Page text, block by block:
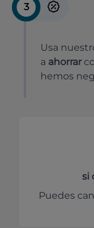
3
Usa
a ahorrar
hemos
si
Puedes